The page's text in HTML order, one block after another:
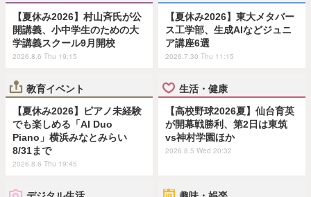
【夏休み2026】村山斉氏が公
開講義、小中学生のための大
学講義スクール9月開校
2026.8.6 Thu 19:15
【夏休み2026】東大メタバー
ス工学部、生成AIなどジュニ
ア講座6選
2026.7.30 Thu 11:15
教育イベント
【夏休み2026】ピアノ未経験
でも楽しめる「AI Duo
Piano」横浜みなとみらい
8/31まで
2026.8.6 Thu 19:45
生活・健康
【高校野球2026夏】仙台育英
が開幕戦勝利、第2日は東筑
vs神村学園ほか
2026.8.5 Wed 20:32